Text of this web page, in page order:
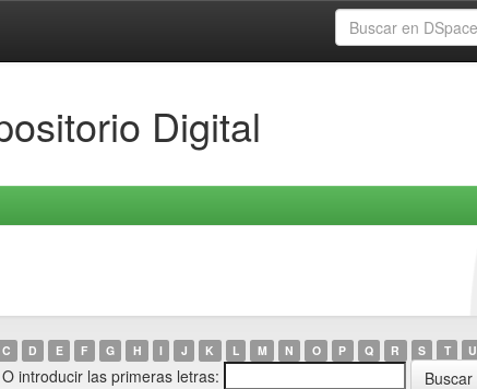
Digital
C D E F G H I J K L M N O P Q R S T U
O introducir las primeras letras: